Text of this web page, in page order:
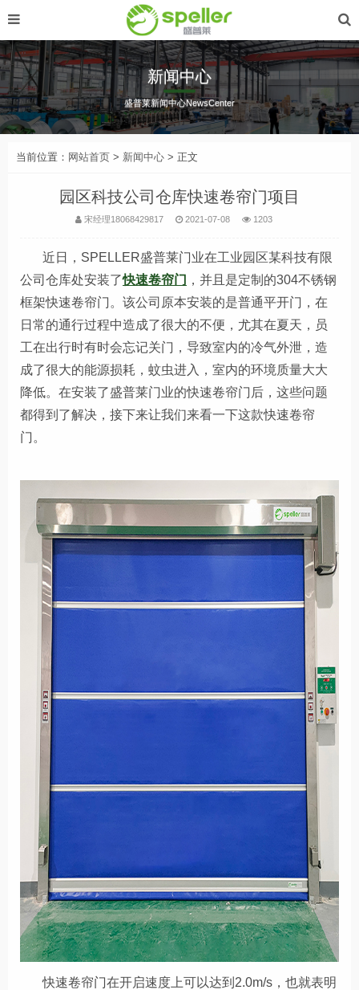
新闻中心
盛普莱新闻中心NewsCenter
当前位置： 网站首页 > 新闻中心 > 正文
园区科技公司仓库快速卷帘门项目
宋经理18068429817 2021-07-08 1203
近日，SPELLER盛普莱门业在工业园区某科技有限
公司仓库处安装了快速卷帘门 ，并且是定制的304不锈钢
框架快速卷帘门。该公司原本安装的是普通平开门，在
日常的通行过程中造成了很大的不便，尤其在夏天，员
工在出行时有时会忘记关门，导致室内的冷气外泄，造
成了很大的能源损耗，蚊虫进入，室内的环境质量大大
降低。在安装了盛普莱门业的快速卷帘门后，这些问题
都得到了解决，接下来让我们来看一下这款快速卷帘
门。
快速卷帘门在开启速度上可以达到2.0m/s，也就表明